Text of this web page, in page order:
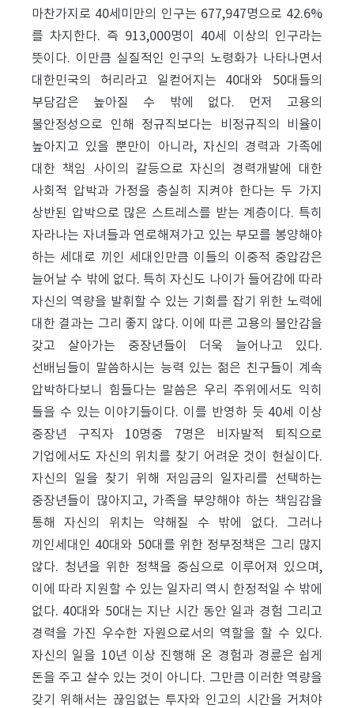
마찬가지로 40세미만의 인구는 677,947명으로 42.6%
를 차지한다. 즉 913,000명이 40세 이상의 인구라는
뜻이다. 이만큼 실질적인 인구의 노령화가 나타나면서
대한민국의 허리라고 일컫어지는 40대와 50대들의
부담감은 높아질 수 밖에 없다. 먼저 고용의
불안정성으로 인해 정규직보다는 비정규직의 비율이
높아지고 있을 뿐만이 아니라, 자신의 경력과 가족에
대한 책임 사이의 갈등으로 자신의 경력개발에 대한
사회적 압박과 가정을 충실히 지켜야 한다는 두 가지
상반된 압박으로 많은 스트레스를 받는 계층이다. 특히
자라나는 자녀들과 연로해져가고 있는 부모를 봉양해야
하는 세대로 끼인 세대인만큼 이들의 이중적 중압감은
늘어날 수 밖에 없다. 특히 자신도 나이가 들어감에 따라
자신의 역량을 발휘할 수 있는 기회를 잡기 위한 노력에
대한 결과는 그리 좋지 않다. 이에 따른 고용의 불안감을
갖고 살아가는 중장년들이 더욱 늘어나고 있다.
선배님들이 말씀하시는 능력 있는 젊은 친구들이 계속
압박하다보니 힘들다는 말씀은 우리 주위에서도 익히
들을 수 있는 이야기들이다. 이를 반영하 듯 40세 이상
중장년 구직자 10명중 7명은 비자발적 퇴직으로
기업에서도 자신의 위치를 찾기 어려운 것이 현실이다.
자신의 일을 찾기 위해 저임금의 일자리를 선택하는
중장년들이 많아지고, 가족을 부양해야 하는 책임감을
통해 자신의 위치는 약해질 수 밖에 없다. 그러나
끼인세대인 40대와 50대를 위한 정부정책은 그리 많지
않다. 청년을 위한 정책을 중심으로 이루어져 있으며,
이에 따라 지원할 수 있는 일자리 역시 한정적일 수 밖에
없다. 40대와 50대는 지난 시간 동안 일과 경험 그리고
경력을 가진 우수한 자원으로서의 역할을 할 수 있다.
자신의 일을 10년 이상 진행해 온 경험과 경륜은 쉽게
돈을 주고 살수 있는 것이 아니다. 그만큼 이러한 역량을
갖기 위해서는 끊임없는 투자와 인고의 시간을 거쳐야